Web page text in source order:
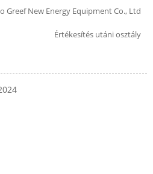
Greef New Energy Equipment Co., Ltd
Értékesítés utáni osztály